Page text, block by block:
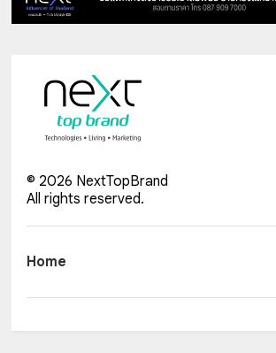
© 2026 NextTopBrand
All rights reserved.
Home